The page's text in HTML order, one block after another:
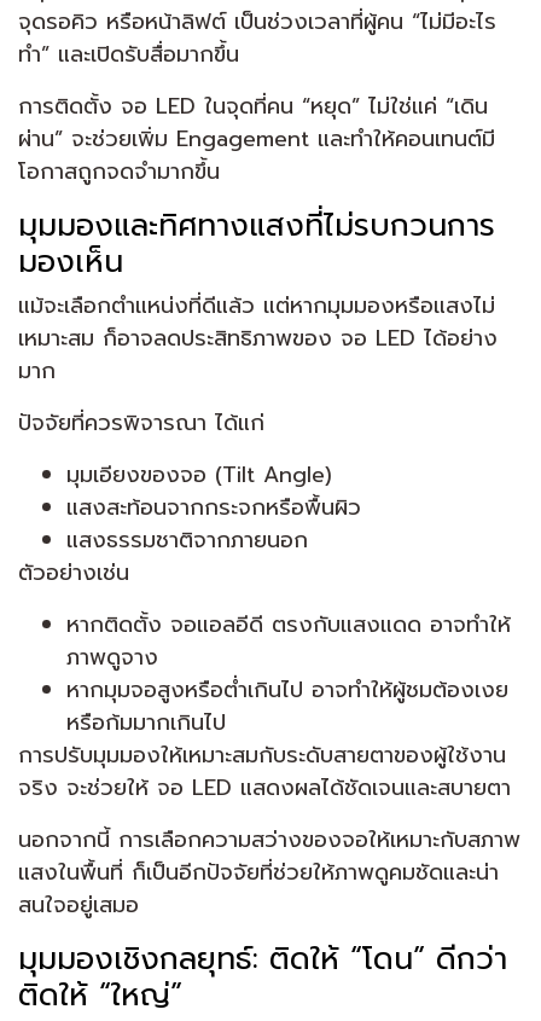
จุดรอคิว หรือหน้าลิฟต์ เป็นช่วงเวลาที่ผู้คน “ไม่มีอะไร
ทำ” และเปิดรับสื่อมากขึ้น
การติดตั้ง จอ LED ในจุดที่คน “หยุด” ไม่ใช่แค่ “เดิน
ผ่าน” จะช่วยเพิ่ม Engagement และทำให้คอนเทนต์มี
โอกาสถูกจดจำมากขึ้น
มุมมองและทิศทางแสงที่ไม่รบกวนการ
มองเห็น
แม้จะเลือกตำแหน่งที่ดีแล้ว แต่หากมุมมองหรือแสงไม่
เหมาะสม ก็อาจลดประสิทธิภาพของ จอ LED ได้อย่าง
มาก
ปัจจัยที่ควรพิจารณา ได้แก่
มุมเอียงของจอ (Tilt Angle)
แสงสะท้อนจากกระจกหรือพื้นผิว
แสงธรรมชาติจากภายนอก
ตัวอย่างเช่น
หากติดตั้ง จอแอลอีดี ตรงกับแสงแดด อาจทำให้
ภาพดูจาง
หากมุมจอสูงหรือต่ำเกินไป อาจทำให้ผู้ชมต้องเงย
หรือก้มมากเกินไป
การปรับมุมมองให้เหมาะสมกับระดับสายตาของผู้ใช้งาน
จริง จะช่วยให้ จอ LED แสดงผลได้ชัดเจนและสบายตา
นอกจากนี้ การเลือกความสว่างของจอให้เหมาะกับสภาพ
แสงในพื้นที่ ก็เป็นอีกปัจจัยที่ช่วยให้ภาพดูคมชัดและน่า
สนใจอยู่เสมอ
มุมมองเชิงกลยุทธ์: ติดให้ “โดน” ดีกว่า
ติดให้ “ใหญ่”